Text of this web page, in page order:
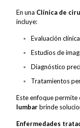
En una Clínica de
incluye:
Evaluación
Estudios de
Diagnóstico
Tratamientos
Este enfoque permite
lumbarbrinde
Enfermedades